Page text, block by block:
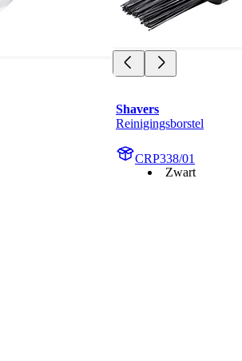
Shavers
Reinigingsborstel
CRP338/01
Zwart